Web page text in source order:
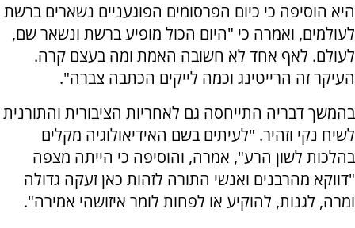
היא הוסיפה כי כיום הפרסומים הפוגעניים נשארים ברשת
לעולמים, ואמרה כי "היום הכול מופיע ברשת ונשאר שם,
לעולם. לאף אחד לא חשובה האמת ומה בעצם קרה.
העיקר זה הרייטינג וכמה לייקים הכתבה צברה".
בהמשך דבריה התייחסה גם לאחריות הציבורית והתורנית
לשיח נקי וזהיר. "לעיתים בשם האידיאולוגיה מקלים
בהלכות לשון הרע", אמרה, והוסיפה כי הייתה מצפה
"דווקא מהרבנים ואנשי התורה לזהות כאן זעקה גדולה
ומרה, לגנות, להוקיע או לפחות לומר איזושהי אמירה".